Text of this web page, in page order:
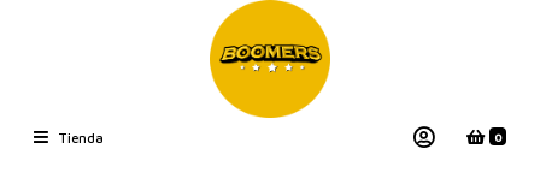
Tienda 0